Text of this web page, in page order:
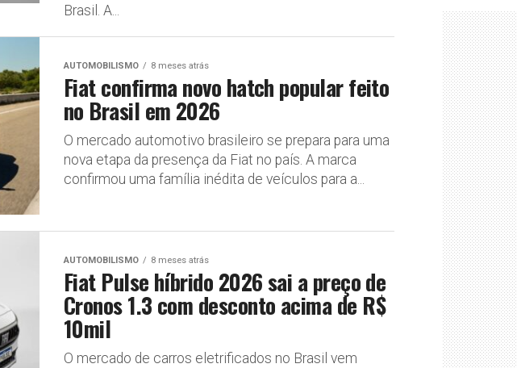
Brasil. A...
AUTOMOBILISMO 8 meses atrás
Fiat confirma novo hatch popular feito
no Brasil em 2026
O mercado automotivo brasileiro se prepara para uma
nova etapa da presença da Fiat no país. A marca
confirmou uma família inédita de veículos para a...
AUTOMOBILISMO 8 meses atrás
Fiat Pulse híbrido 2026 sai a preço de
Cronos 1.3 com desconto acima de R$
10mil
O mercado de carros eletrificados no Brasil vem